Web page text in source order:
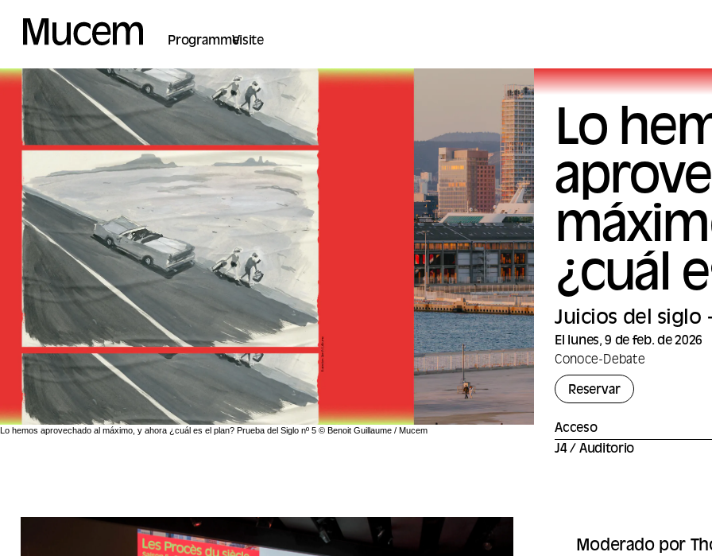
ProgrammeVisite
Lo hemos aprovechado al máximo, y ahora ¿cuál es el plan? Prueba del Siglo nº 5 © Benoit Guillaume / Mucem
Lo
¿cuál
Juicios del siglo
El lunes, 9 de feb. de 2026
Conoce-Debate
Reservar
Acceso
J4 / Auditorio
Moderado por